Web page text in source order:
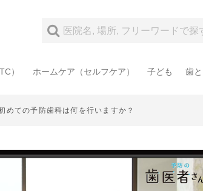
） ホームケア（セルフケア） 子ども 歯
めての予防歯科は何を行いますか？